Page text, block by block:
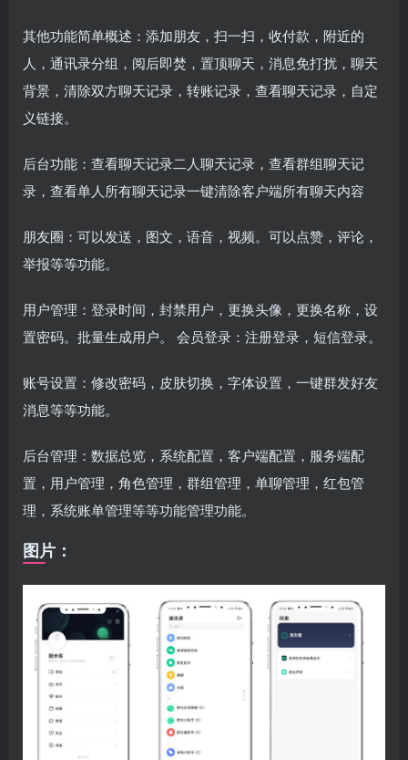
其他功能简单概述：添加朋友，扫一扫，收付款，附近的
人，通讯录分组，阅后即焚，置顶聊天，消息免打扰，聊天
背景，清除双方聊天记录，转账记录，查看聊天记录，自定
义链接。
后台功能：查看聊天记录二人聊天记录，查看群组聊天记
录，查看单人所有聊天记录一键清除客户端所有聊天内容
朋友圈：可以发送，图文，语音，视频。可以点赞，评论，
举报等等功能。
用户管理：登录时间，封禁用户，更换头像，更换名称，设
置密码。批量生成用户。 会员登录：注册登录，短信登录。
账号设置：修改密码，皮肤切换，字体设置，一键群发好友
消息等等功能。
后台管理：数据总览，系统配置，客户端配置，服务端配
置，用户管理，角色管理，群组管理，单聊管理，红包管
理，系统账单管理等等功能管理功能。
图片：